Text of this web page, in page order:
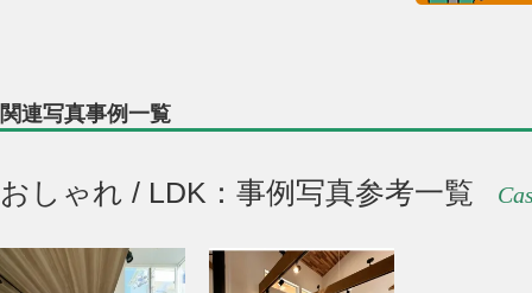
関連写真事例一覧
おしゃれ / LDK：事例写真参考一覧